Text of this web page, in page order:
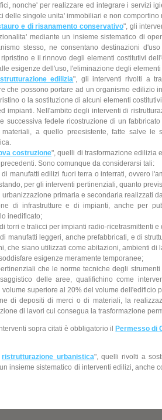
nonche' per realizzare ed integrare i servizi
delle singole unita' immobiliari e non
e di risanamento conservativo", gli
mediante un insieme sistematico di
stesso, ne consentano destinazioni
e il rinnovo degli elementi costitutivi
esigenze dell'uso, l'eliminazione degli
edilizia", gli interventi rivolti a
che possono portare ad un organismo edilizio
o la sostituzione di alcuni elementi
impianti. Nell'ambito degli interventi di
successiva fedele ricostruzione di un
materiali, a quello preesistente, fatte salve le
costruzione", quelli di trasformazione edilizia
Sono comunque da considerarsi tali:
manufatti edilizi fuori terra o interrati, ovvero
per gli interventi pertinenziali, quanto
urbanizzazione primaria e secondaria realizzati
di infrastrutture e di impianti, anche per
inedificato;
torri e tralicci per impianti radio-ricetrasmittenti
manufatti leggeri, anche prefabbricati, e di
che siano utilizzati come abitazioni, ambienti
esigenze meramente temporanee;
che le norme tecniche degli
delle aree, qualifichino come
superiore al 20% del volume dell'edificio
di depositi di merci o di materiali, la
di lavori cui consegua la trasformazione
sopra citati è obbligatorio il Permesso di
ristrutturazione urbanistica", quelli rivolti a
insieme sistematico di interventi edilizi, anche